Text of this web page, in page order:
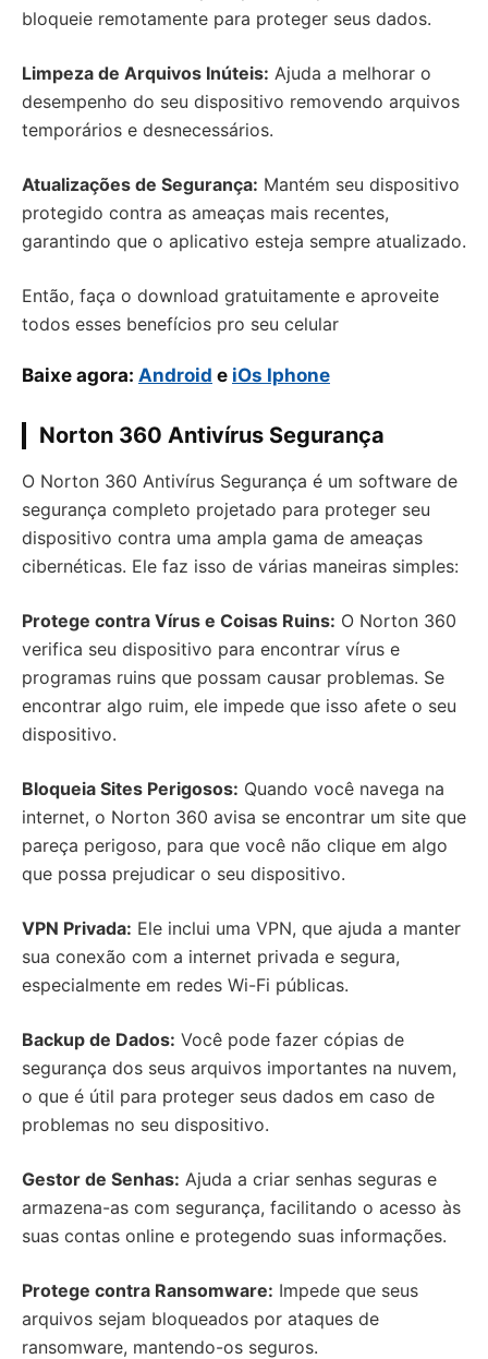
bloqueie remotamente para proteger seus dados.
Limpeza de Arquivos Inúteis: Ajuda a melhorar o
desempenho do seu dispositivo removendo arquivos
temporários e desnecessários.
Atualizações de Segurança: Mantém seu dispositivo
protegido contra as ameaças mais recentes,
garantindo que o aplicativo esteja sempre atualizado.
Então, faça o download gratuitamente e aproveite
todos esses benefícios pro seu celular
Baixe agora: Android e iOs Iphone
Norton 360 Antivírus Segurança
O Norton 360 Antivírus Segurança é um software de
segurança completo projetado para proteger seu
dispositivo contra uma ampla gama de ameaças
cibernéticas. Ele faz isso de várias maneiras simples:
Protege contra Vírus e Coisas Ruins: O Norton 360
verifica seu dispositivo para encontrar vírus e
programas ruins que possam causar problemas. Se
encontrar algo ruim, ele impede que isso afete o seu
dispositivo.
Bloqueia Sites Perigosos: Quando você navega na
internet, o Norton 360 avisa se encontrar um site que
pareça perigoso, para que você não clique em algo
que possa prejudicar o seu dispositivo.
VPN Privada: Ele inclui uma VPN, que ajuda a manter
sua conexão com a internet privada e segura,
especialmente em redes Wi-Fi públicas.
Backup de Dados: Você pode fazer cópias de
segurança dos seus arquivos importantes na nuvem,
o que é útil para proteger seus dados em caso de
problemas no seu dispositivo.
Gestor de Senhas: Ajuda a criar senhas seguras e
armazena-as com segurança, facilitando o acesso às
suas contas online e protegendo suas informações.
Protege contra Ransomware: Impede que seus
arquivos sejam bloqueados por ataques de
ransomware, mantendo-os seguros.